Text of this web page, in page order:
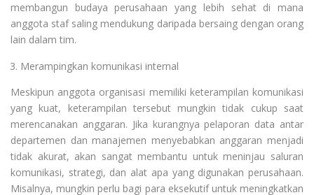
membangun budaya perusahaan yang lebih sehat di mana
anggota staf saling mendukung daripada bersaing dengan orang
lain dalam tim.
Merampingkan komunikasi internal
Meskipun anggota organisasi memiliki keterampilan komunikasi
yang kuat, keterampilan tersebut mungkin tidak cukup saat
merencanakan anggaran. Jika kurangnya pelaporan data antar
departemen dan manajemen menyebabkan anggaran menjadi
tidak akurat, akan sangat membantu untuk meninjau saluran
komunikasi, strategi, dan alat apa yang digunakan perusahaan.
Misalnya, mungkin perlu bagi para eksekutif untuk meningkatkan